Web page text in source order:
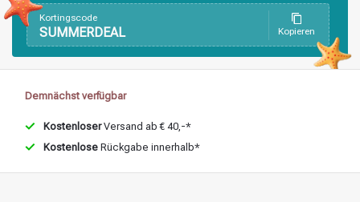
Kortingscode
SUMMERDEAL Kopieren
Demnächst verfügbar
KostenloserVersand ab € 40,-*
Kostenlose Rückgabe innerhalb*